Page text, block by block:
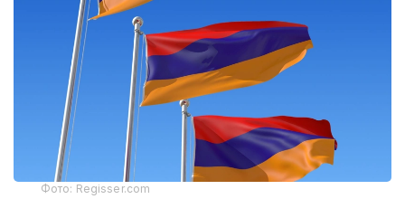
Фото: Regisser.com